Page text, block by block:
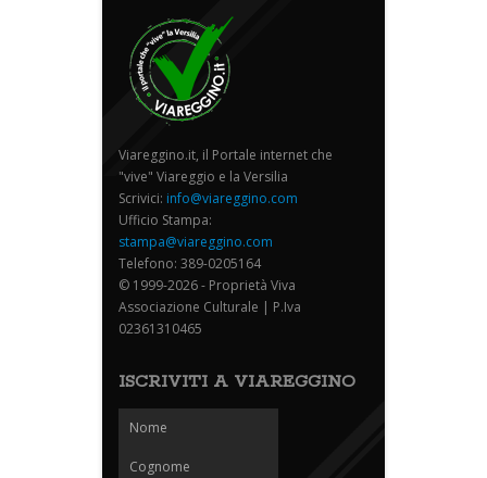
Viareggino.it, il Portale internet che
"vive" Viareggio e la Versilia
Scrivici: info@viareggino.com
Ufficio Stampa:
stampa@viareggino.com
Telefono: 389-0205164
© 1999-2026 - Proprietà Viva
Associazione Culturale | P.Iva
02361310465
ISCRIVITI A VIAREGGINO